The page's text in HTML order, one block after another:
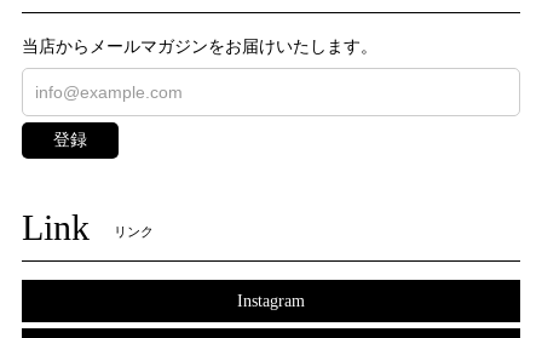
当店からメールマガジンをお届けいたします。
登録
Link リンク
Instagram